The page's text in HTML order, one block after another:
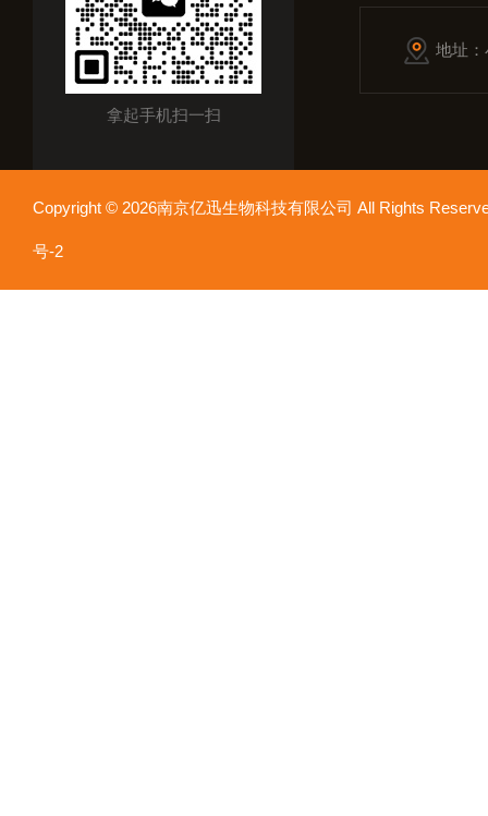
拿起手机扫一扫
地址
Copyright © 2026南京亿迅生物科技有限公司 All Rights
号-2